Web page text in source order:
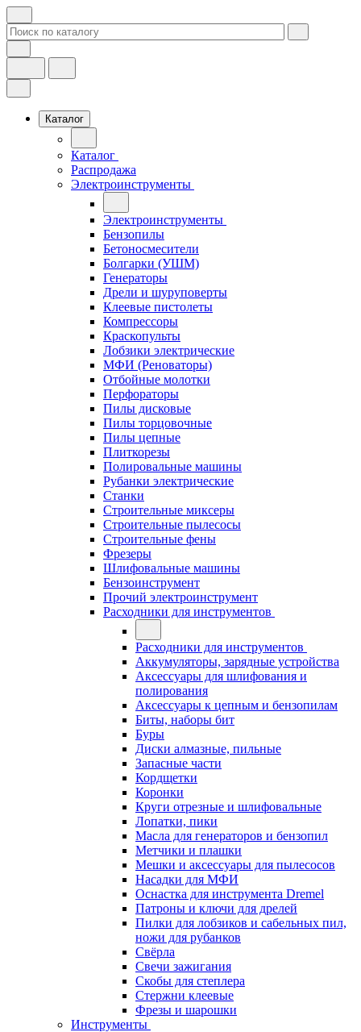
Каталог
Каталог
Распродажа
Электроинструменты
Электроинструменты
Бензопилы
Бетоносмесители
Болгарки (УШМ)
Генераторы
Дрели и шуруповерты
Клеевые пистолеты
Компрессоры
Краскопульты
Лобзики электрические
МФИ (Реноваторы)
Отбойные молотки
Перфораторы
Пилы дисковые
Пилы торцовочные
Пилы цепные
Плиткорезы
Полировальные машины
Рубанки электрические
Станки
Строительные миксеры
Строительные пылесосы
Строительные фены
Фрезеры
Шлифовальные машины
Бензоинструмент
Прочий электроинструмент
Расходники для инструментов
Расходники для инструментов
Аккумуляторы, зарядные устройства
Аксессуары для шлифования и
полирования
Аксессуары к цепным и бензопилам
Биты, наборы бит
Буры
Диски алмазные, пильные
Запасные части
Кордщетки
Коронки
Круги отрезные и шлифовальные
Лопатки, пики
Масла для генераторов и бензопил
Метчики и плашки
Мешки и аксессуары для пылесосов
Насадки для МФИ
Оснастка для инструмента Dremel
Патроны и ключи для дрелей
Пилки для лобзиков и сабельных пил,
ножи для рубанков
Свёрла
Свечи зажигания
Скобы для степлера
Стержни клеевые
Фрезы и шарошки
Инструменты